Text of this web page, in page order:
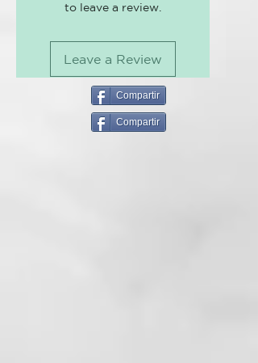
para sanar y cuidar tu cabello,
tratamiento de regeneración y
recuperación de cabello.
¡Devuelve la proteína a tu cabello
tras un proceso de decoloración o
Su formula natural, con
to leave a review.
Leave a Review
Compartir
Compartir